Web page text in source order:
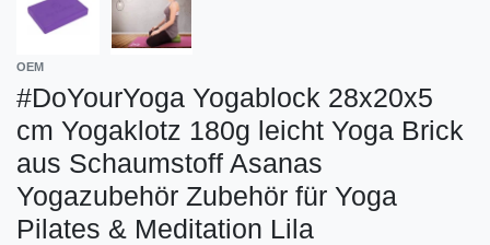
OEM
#DoYourYoga Yogablock 28x20x5
cm Yogaklotz 180g leicht Yoga Brick
aus Schaumstoff Asanas
Yogazubehör Zubehör für Yoga
Pilates & Meditation Lila